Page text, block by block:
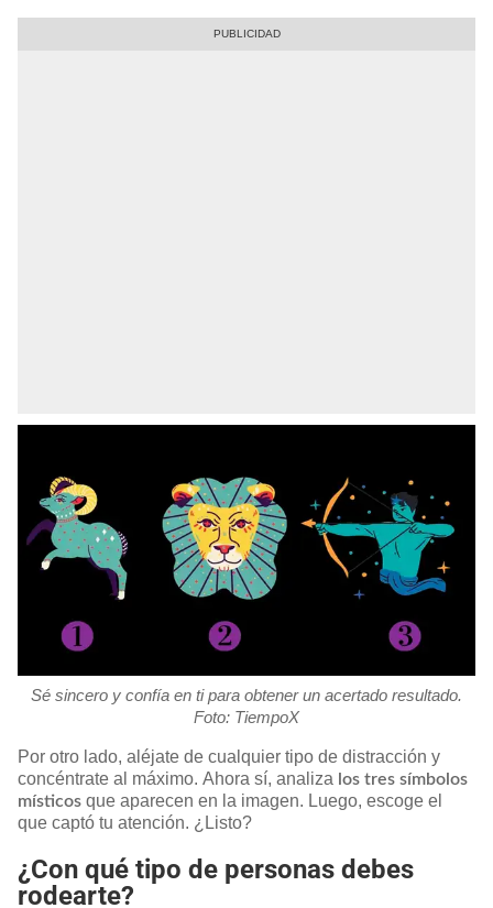
Sé sincero y confía en ti para obtener un acertado resultado.
Foto: TiempoX
Por otro lado, aléjate de cualquier tipo de distracción y
concéntrate al máximo. Ahora sí, analiza los tres símbolos
místicos que aparecen en la imagen. Luego, escoge el
que captó tu atención. ¿Listo?
¿Con qué tipo de personas debes
rodearte?